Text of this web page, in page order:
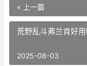
« 上一篇
荒野乱斗弗兰肯好
2025-08-03